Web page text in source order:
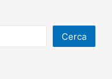
Cerca